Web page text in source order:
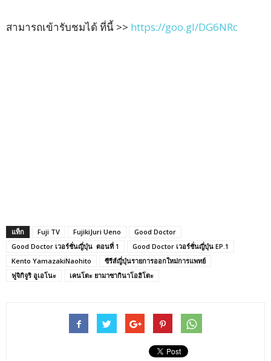
สามารถเข้ารับชมได้ ที่นี้ >> https://goo.gl/DG6NRc
แท็ก Fuji TV FujikiJuri Ueno
Good Doctor
Good Doctor เวอร์ชั่นญี่ปุ่น ตอนที่ 1
Good Doctor เวอร์ชั่นญี่ปุ่น EP.1
Kento YamazakiNaohito
ซีรีส์ญี่ปุ่นรายการออกใหม่การแพทย์
ฟูจิกิจูริ อูเอโนะ
เคนโตะ ยามาซากินาโอฮิโตะ